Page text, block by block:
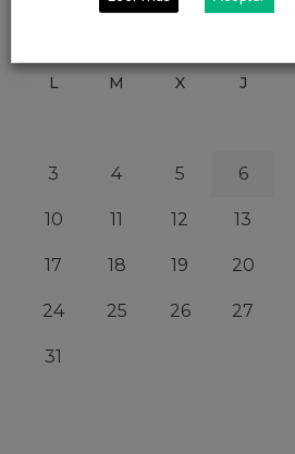
L M X J
3 4 5 6
10 11 12 13
17 18 19 20
24 25 26 27
31